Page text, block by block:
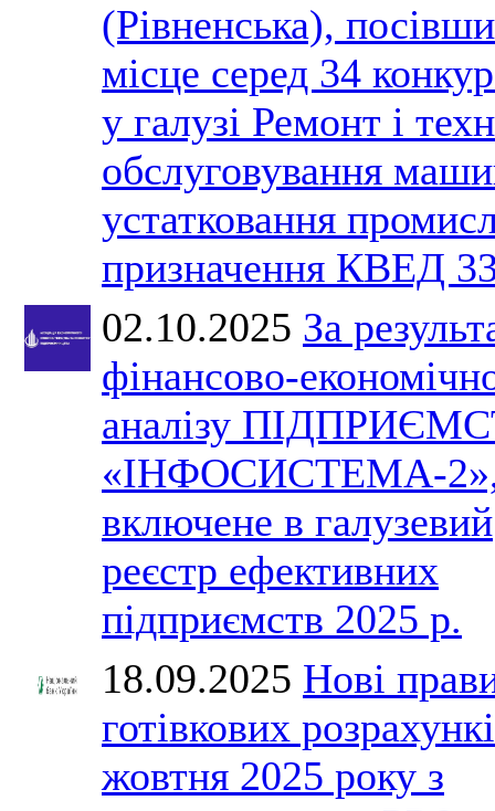
(Рівненська),
місце серед 34
у галузі Ремонт і
обслуговування
устатковання
призначення КВЕД
02.10.2025 За
фінансово-
аналізу
«ІНФОСИСТЕМА-2»,
включене в галузевий
реєстр ефективних
підприємств 2025 р.
18.09.2025 Нові
готівкових
жовтня 2025 року з